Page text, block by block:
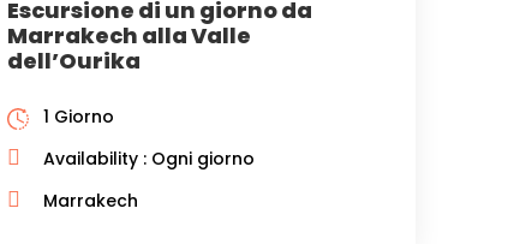
Escursione di un giorno da
Marrakech alla Valle
dell’Ourika
1 Giorno
Availability : Ogni giorno
Marrakech